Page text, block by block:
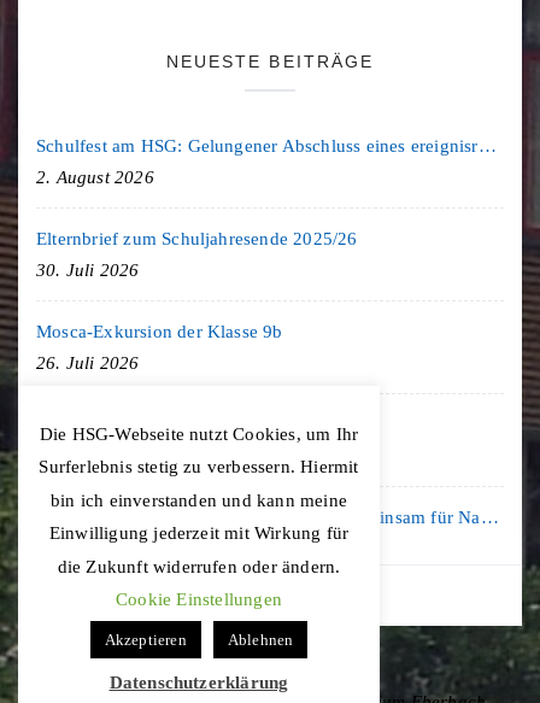
NEUESTE BEITRÄGE
Schulfest am HSG: Gelungener Abschluss eines ereignisreichen Schuljahres
2. August 2026
Elternbrief zum Schuljahresende 2025/26
30. Juli 2026
Mosca-Exkursion der Klasse 9b
26. Juli 2026
Freiburg-Exkursion des Geschichte LK
20. Juli 2026
Kooperation mit der KLIMA ARENA: Gemeinsam für Nachhaltigkeit und Klimaschutz
16. Juli 2026
Die HSG-Webseite nutzt Cookies, um Ihr
Surferlebnis stetig zu verbessern. Hiermit
bin ich einverstanden und kann meine
Einwilligung jederzeit mit Wirkung für
die Zukunft widerrufen oder ändern.
Cookie Einstellungen
Akzeptieren Ablehnen
Datenschutzerklärung